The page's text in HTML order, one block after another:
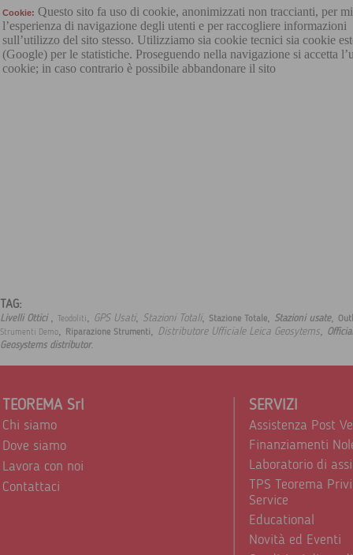
Cookie: Questo sito fa uso di cookie, anonimizzati non traccianti, per
l’esperienza di navigazione degli utenti e per raccogliere informazioni
sull’utilizzo del sito stesso. Utilizziamo sia cookie tecnici sia cookie
(Google) per le statistiche. Proseguendo nella navigazione si accetta
cookie; in caso contrario è possibile abbandonare il sito
TAG:
Livelli Ottici , Teodoliti, GPS Usati, Stazioni Totali, Stazione Totale, Stazioni usate,
Strumenti Demo, Riparazione Strumenti, Distributore Ufficiale Leica Geosytems,
Geosystems distributor.
TEOREMA Srl
Chi siamo
Dove siamo
Lavora con noi
Contattaci
SERVIZI
Assistenza Post
Finanziamenti
Laboratorio di
TPS Teorema
Service
Educational
Novità ed Eventi